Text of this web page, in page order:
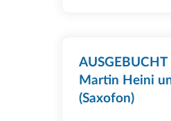
Martin Heini
(Saxofon)